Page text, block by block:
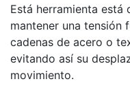
Está herramienta está
mantener una tensión
cadenas de acero o
evitando así su
movimiento.